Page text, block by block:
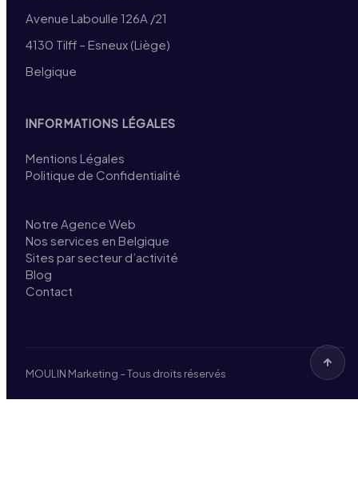
Avenue Laboulle 126A /21
4130 Tilff – Esneux (Liège)
Belgique
INFORMATIONS LÉGALES
Mentions Légales
Politique de Confidentialité
Notre Agence Web
Nos services en Belgique
Sites par secteur d’activité
Blog
Contact
MOULIN Marketing – Tous droits réservés